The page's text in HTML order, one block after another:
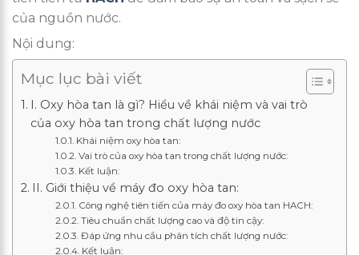
của nguồn nước.
Nội dung:
Mục lục bài viết
I. Oxy hòa tan là gì? Hiểu về khái niệm và vai trò
của oxy hòa tan trong chất lượng nước
Khái niệm oxy hòa tan:
Vai trò của oxy hòa tan trong chất lượng nước:
Kết luận:
II. Giới thiệu về máy đo oxy hòa tan:
Công nghệ tiên tiến của máy đo oxy hòa tan HACH:
Tiêu chuẩn chất lượng cao và độ tin cậy:
Đáp ứng nhu cầu phân tích chất lượng nước:
Kết luận: